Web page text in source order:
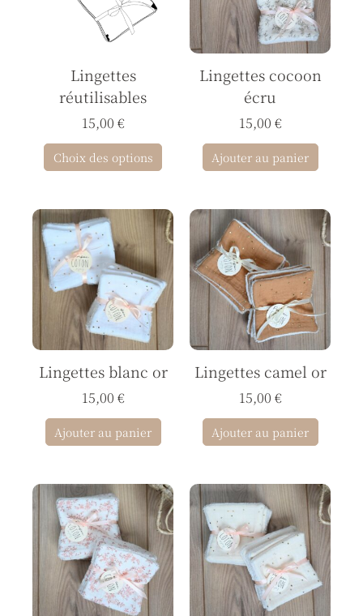
Lingettes
réutilisables
15,00 €
Choix des options
variations.
options
peuvent
sur
la
du
produit
Lingettes cocoon
écru
15,00 €
Ajouter au panier
Lingettes blanc or
15,00 €
Ajouter au panier
Lingettes camel or
15,00 €
Ajouter au panier